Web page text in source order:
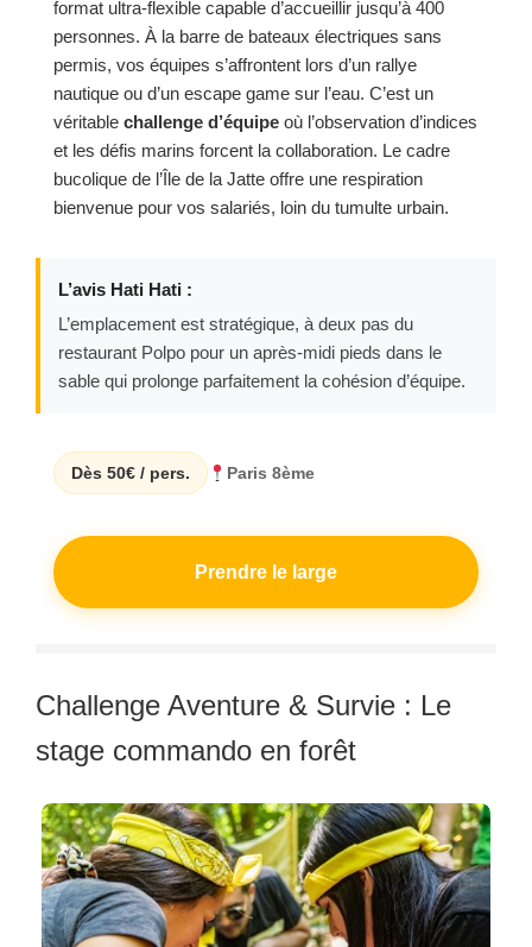
format ultra-flexible capable d’accueillir jusqu’à 400
personnes. À la barre de bateaux électriques sans
permis, vos équipes s’affrontent lors d’un rallye
nautique ou d’un escape game sur l’eau. C’est un
véritable challenge d’équipe où l’observation d’indices
et les défis marins forcent la collaboration. Le cadre
bucolique de l’Île de la Jatte offre une respiration
bienvenue pour vos salariés, loin du tumulte urbain.
L’avis Hati Hati :
L’emplacement est stratégique, à deux pas du
restaurant Polpo pour un après-midi pieds dans le
sable qui prolonge parfaitement la cohésion d’équipe.
Dès 50€ / pers. Paris 8ème
Prendre le large
Challenge Aventure & Survie : Le
stage commando en forêt